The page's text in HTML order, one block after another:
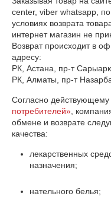
center, viber whatsapp,
условиях возврата
интернет магазин не
Возврат происходит в
адресу:
РК, Астана, пр-т
РК, Алматы, пр-т
Согласно действующему
потребителей» ,
обмене и возврате
качества:
лекарственных
назначения;
нательного белья;